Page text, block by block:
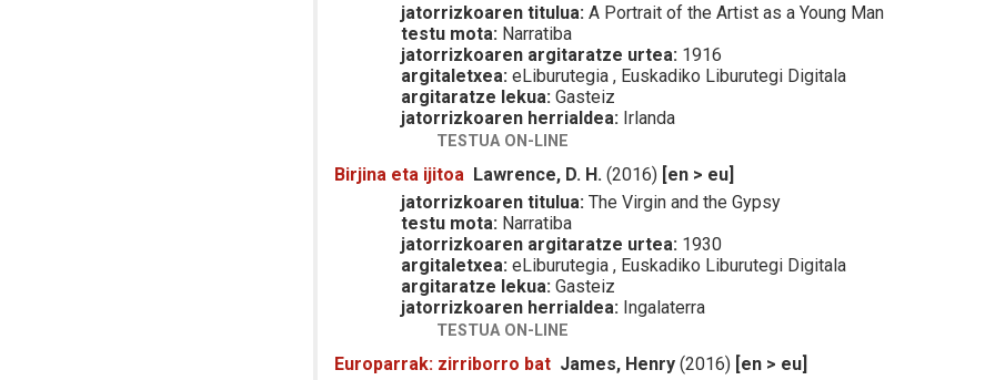
jatorrizkoaren titulua: A Portrait of the Artist as a Young Man
testu mota: Narratiba
jatorrizkoaren argitaratze urtea: 1916
argitaletxea: eLiburutegia , Euskadiko Liburutegi Digitala
argitaratze lekua: Gasteiz
jatorrizkoaren herrialdea: Irlanda
TESTUA ON-LINE
Birjina eta ijitoa Lawrence, D. H. (2016) [en > eu]
jatorrizkoaren titulua: The Virgin and the Gypsy
testu mota: Narratiba
jatorrizkoaren argitaratze urtea: 1930
argitaletxea: eLiburutegia , Euskadiko Liburutegi Digitala
argitaratze lekua: Gasteiz
jatorrizkoaren herrialdea: Ingalaterra
TESTUA ON-LINE
Europarrak: zirriborro bat James, Henry (2016) [en > eu]